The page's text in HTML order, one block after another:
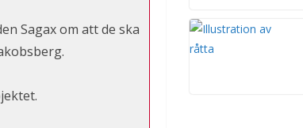
Sagax om att de ska